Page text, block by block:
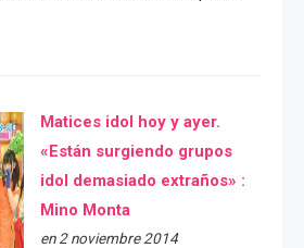
Matices idol hoy y ayer.
«Están surgiendo grupos
idol demasiado extraños» :
Mino Monta
en 2 noviembre 2014